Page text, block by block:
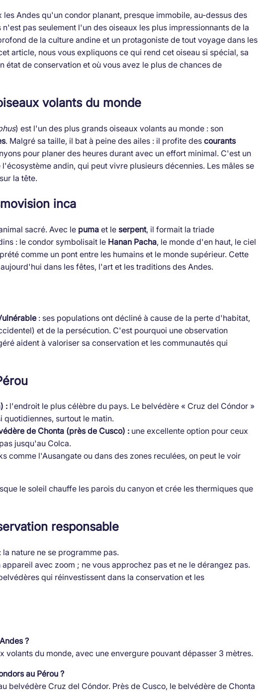
Andes qu'un condor planant, presque immobile, au-dessus des
pas seulement l'un des oiseaux les plus impressionnants de la
de la culture andine et un protagoniste de tout voyage dans les
article, nous vous expliquons ce qui rend cet oiseau si spécial, sa
état de conservation et où vous avez le plus de chances de
volants du monde
) est l'un des plus grands oiseaux volants au monde : son
. Malgré sa taille, il bat à peine des ailes : il profite des courants
pour planer des heures durant avec un effort minimal. C'est un
andin, qui peut vivre plusieurs décennies. Les mâles se
la tête.
inca
sacré. Avec le pumaet le serpent, il formait la triade
: le condor symbolisait le Hanan Pacha, le monde d'en haut, le ciel
comme un pont entre les humains et le monde supérieur. Cette
dans les fêtes, l'art et les traditions des Andes.
: ses populations ont décliné à cause de la perte d'habitat,
et de la persécution. C'est pourquoi une observation
aident à valoriser sa conservation et les communautés qui
:l'endroit le plus célèbre du pays. Le belvédère « Cruz del Cóndor »
surtout le matin.
de Chonta (près de Cusco) :une excellente option pour ceux
jusqu'au Colca.
comme l'Ausangate ou dans des zones reculées, on peut le voir
le soleil chauffe les parois du canyon et crée les thermiques que
responsable
nature ne se programme pas.
avec zoom ; ne vous approchez pas et ne le dérangez pas.
qui réinvestissent dans la conservation et les
?
volants du monde, avec une envergure pouvant dépasser 3 mètres.
au Pérou ?
belvédère Cruz del Cóndor. Près de Cusco, le belvédère de Chonta